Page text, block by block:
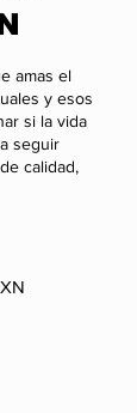
amas el
y esos
si la vida
seguir
calidad,